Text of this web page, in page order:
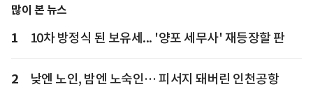
많이 본 뉴스
1 10차 방정식 된 보유세... '양포 세무사' 재등장할 판
2 낮엔 노인, 밤엔 노숙인… 피서지 돼버린 인천공항